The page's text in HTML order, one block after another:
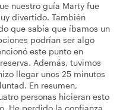
nuestro guía Marty fue
divertido. También
que sabía que íbamos un
podrían ser algo
este punto en
Además, tuvimos
llegar unos 25 minutos
En resumen,
personas hicieran esto